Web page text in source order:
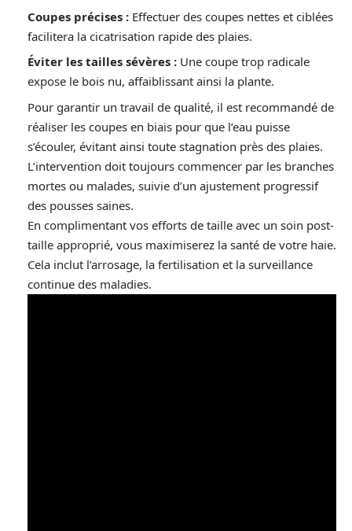
Coupes précises : Effectuer des coupes nettes et ciblées
facilitera la cicatrisation rapide des plaies.
Éviter les tailles sévères : Une coupe trop radicale
expose le bois nu, affaiblissant ainsi la plante.
Pour garantir un travail de qualité, il est recommandé de
réaliser les coupes en biais pour que l’eau puisse
s’écouler, évitant ainsi toute stagnation près des plaies.
L’intervention doit toujours commencer par les branches
mortes ou malades, suivie d’un ajustement progressif
des pousses saines.
En complimentant vos efforts de taille avec un soin post-
taille approprié, vous maximiserez la santé de votre haie.
Cela inclut l’arrosage, la fertilisation et la surveillance
continue des maladies.